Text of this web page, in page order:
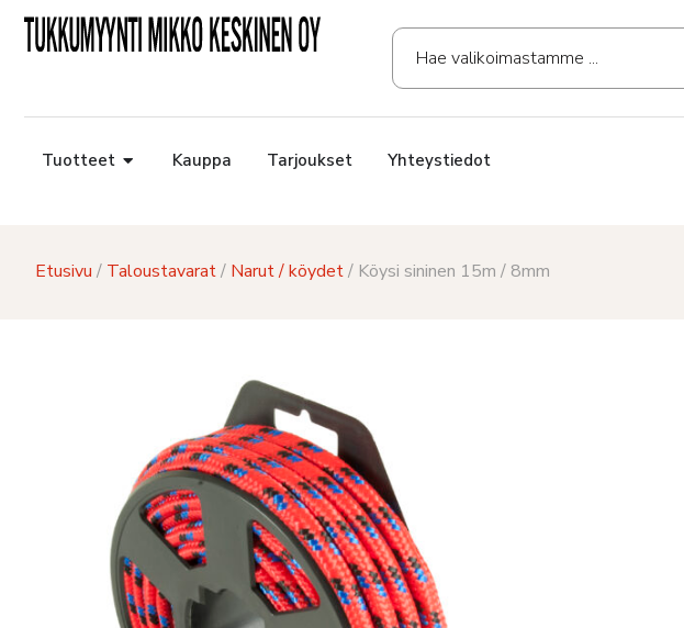
Tuotteet Kauppa Tarjoukset Yhteystiedot
Etusivu / Taloustavarat/ Narut / köydet/ Köysi sininen 15m / 8mm